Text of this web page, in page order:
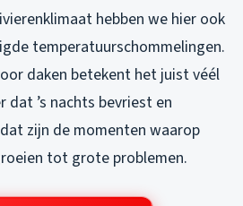
hebben we hier ook
temperatuurschommelingen.
daken betekent het juist véél
dat ’s nachts bevriest en
zijn de momenten waarop
tot grote problemen.